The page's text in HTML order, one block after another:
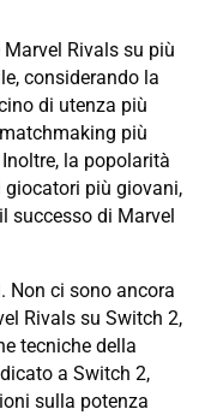
Rivals su più
considerando la
di utenza più
più
la popolarità
più giovani,
successo di Marvel
Non ci sono ancora
Rivals su Switch 2,
tecniche della
a Switch 2,
sulla potenza